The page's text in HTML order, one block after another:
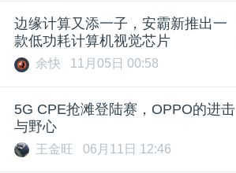
边缘计算又添一子，安霸新推出一
款低功耗计算机视觉芯片
余快 11月05日 00:58
5G CPE抢滩登陆赛，OPPO的进击
与野心
王金旺 06月11日 12:46